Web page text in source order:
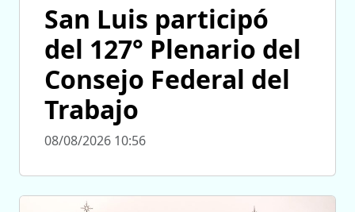
San Luis participó
del 127° Plenario del
Consejo Federal del
Trabajo
08/08/2026 10:56